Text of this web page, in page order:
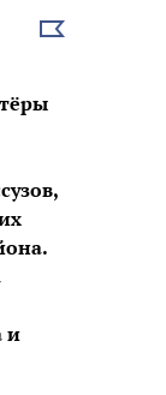
Выбрать
и